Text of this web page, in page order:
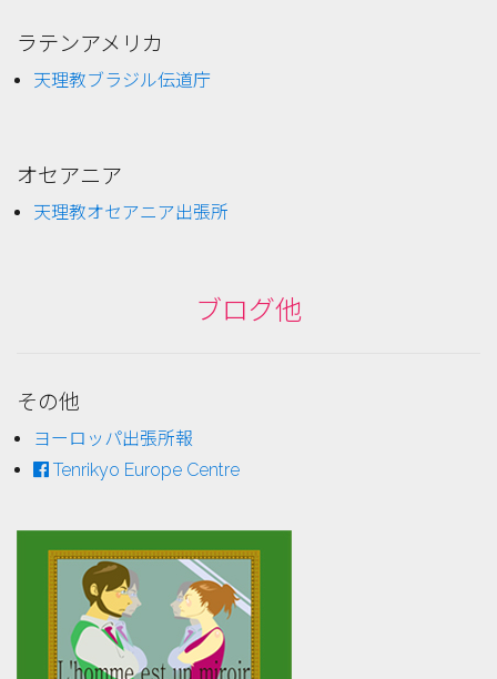
ラテンアメリカ
天理教ブラジル伝道庁
オセアニア
天理教オセアニア出張所
ブログ他
その他
ヨーロッパ出張所報
Tenrikyo Europe Centre